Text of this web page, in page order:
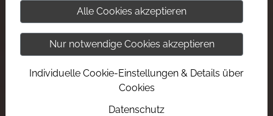
Alle Cookies akzeptieren
Nur notwendige Cookies akzeptieren
Individuelle Cookie-Einstellungen & Details über
Cookies
Datenschutz